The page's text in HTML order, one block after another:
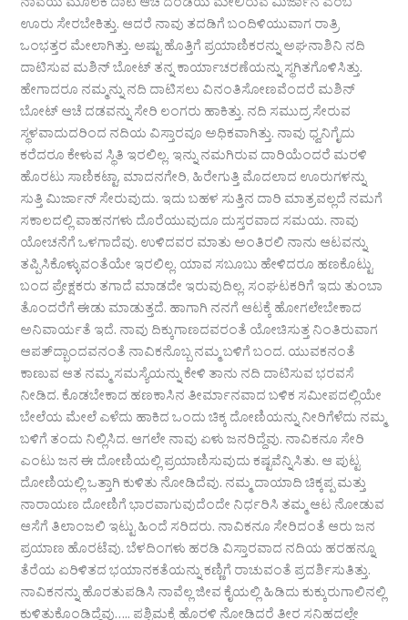
ನಾವೆಯ ಮೂಲಕ ದಾಟಿ ಆಚೆ ದಂಡೆಯ ಮೇಲಿರುವ ಮಿರ್ಜಾನ ಎಂಬ
ಊರು ಸೇರಬೇಕಿತ್ತು. ಆದರೆ ನಾವು ತದಡಿಗೆ ಬಂದಿಳಿಯುವಾಗ ರಾತ್ರಿ
ಒಂಭತ್ತರ ಮೇಲಾಗಿತ್ತು. ಅಷ್ಟು ಹೊತ್ತಿಗೆ ಪ್ರಯಾಣಿಕರನ್ನು ಅಘನಾಶಿನಿ ನದಿ
ದಾಟಿಸುವ ಮಶಿನ್ ಬೋಟ್ ತನ್ನ ಕಾರ್ಯಾಚರಣೆಯನ್ನು ಸ್ಥಗಿತಗೊಳಿಸಿತ್ತು.
ಹೇಗಾದರೂ ನಮ್ಮನ್ನು ನದಿ ದಾಟಿಸಲು ವಿನಂತಿಸೋಣವೆಂದರೆ ಮಶಿನ್
ಬೋಟ್ ಆಚೆ ದಡವನ್ನು ಸೇರಿ ಲಂಗರು ಹಾಕಿತ್ತು. ನದಿ ಸಮುದ್ರ ಸೇರುವ
ಸ್ಥಳವಾದುದರಿಂದ ನದಿಯ ವಿಸ್ತಾರವೂ ಅಧಿಕವಾಗಿತ್ತು. ನಾವು ಧ್ವನಿಗೈದು
ಕರೆದರೂ ಕೇಳುವ ಸ್ಥಿತಿ ಇರಲಿಲ್ಲ. ಇನ್ನು ನಮಗಿರುವ ದಾರಿಯೆಂದರೆ ಮರಳಿ
ಹೊರಟು ಸಾಣಿಕಟ್ಟಾ, ಮಾದನಗೇರಿ, ಹಿರೇಗುತ್ತಿ ಮೊದಲಾದ ಊರುಗಳನ್ನು
ಸುತ್ತಿ ಮಿರ್ಜಾನ್ ಸೇರುವುದು. ಇದು ಬಹಳ ಸುತ್ತಿನ ದಾರಿ ಮಾತ್ರವಲ್ಲದೆ ನಮಗೆ
ಸಕಾಲದಲ್ಲಿ ವಾಹನಗಳು ದೊರೆಯುವುದೂ ದುಸ್ತರವಾದ ಸಮಯ. ನಾವು
ಯೋಚನೆಗೆ ಒಳಗಾದೆವು. ಉಳಿದವರ ಮಾತು ಅಂತಿರಲಿ ನಾನು ಆಟವನ್ನು
ತಪ್ಪಿಸಿಕೊಳ್ಳುವಂತೆಯೇ ಇರಲಿಲ್ಲ. ಯಾವ ಸಬೂಬು ಹೇಳಿದರೂ ಹಣಕೊಟ್ಟು
ಬಂದ ಪ್ರೇಕ್ಷಕರು ತಗಾದೆ ಮಾಡದೇ ಇರುವುದಿಲ್ಲ. ಸಂಘಟಕರಿಗೆ ಇದು ತುಂಬಾ
ತೊಂದರೆಗೆ ಈಡು ಮಾಡುತ್ತದೆ. ಹಾಗಾಗಿ ನನಗೆ ಆಟಕ್ಕೆ ಹೋಗಲೇಬೇಕಾದ
ಅನಿವಾರ್ಯತೆ ಇದೆ. ನಾವು ದಿಕ್ಕುಗಾಣದವರಂತೆ ಯೋಚಿಸುತ್ತ ನಿಂತಿರುವಾಗ
ಆಪತ್‌ದ್ಭಾಂದವನಂತೆ ನಾವಿಕನೊಬ್ಬ ನಮ್ಮ ಬಳಿಗೆ ಬಂದ. ಯುವಕನಂತೆ
ಕಾಣುವ ಆತ ನಮ್ಮ ಸಮಸ್ಯೆಯನ್ನು ಕೇಳಿ ತಾನು ನದಿ ದಾಟಿಸುವ ಭರವಸೆ
ನೀಡಿದ. ಕೊಡಬೇಕಾದ ಹಣಕಾಸಿನ ತೀರ್ಮಾನವಾದ ಬಳಿಕ ಸಮೀಪದಲ್ಲಿಯೇ
ಬೇಲೆಯ ಮೇಲೆ ಎಳೆದು ಹಾಕಿದ ಒಂದು ಚಿಕ್ಕ ದೋಣಿಯನ್ನು ನೀರಿಗೆಳೆದು ನಮ್ಮ
ಬಳಿಗೆ ತಂದು ನಿಲ್ಲಿಸಿದ. ಆಗಲೇ ನಾವು ಏಳು ಜನರಿದ್ದೆವು. ನಾವಿಕನೂ ಸೇರಿ
ಎಂಟು ಜನ ಈ ದೋಣಿಯಲ್ಲಿ ಪ್ರಯಾಣಿಸುವುದು ಕಷ್ಟವೆನ್ನಿಸಿತು. ಆ ಪುಟ್ಟ
ದೋಣಿಯಲ್ಲಿ ಒತ್ತಾಗಿ ಕುಳಿತು ನೋಡಿದೆವು. ನಮ್ಮ ದಾಯಾದಿ ಚಿಕ್ಕಪ್ಪ ಮತ್ತು
ನಾರಾಯಣ ದೋಣಿಗೆ ಭಾರವಾಗುವುದೆಂದೇ ನಿರ್ಧರಿಸಿ ತಮ್ಮ ಆಟ ನೋಡುವ
ಆಸೆಗೆ ತಿಲಾಂಜಲಿ ಇಟ್ಟು ಹಿಂದೆ ಸರಿದರು. ನಾವಿಕನೂ ಸೇರಿದಂತೆ ಆರು ಜನ
ಪ್ರಯಾಣ ಹೊರಟೆವು. ಬೆಳದಿಂಗಳು ಹರಡಿ ವಿಸ್ತಾರವಾದ ನದಿಯ ಹರಹನ್ನೂ
ತೆರೆಯ ಏರಿಳಿತದ ಭಯಾನಕತೆಯನ್ನು ಕಣ್ಣಿಗೆ ರಾಚುವಂತೆ ಪ್ರದರ್ಶಿಸುತಿತ್ತು.
ನಾವಿಕನನ್ನು ಹೊರತುಪಡಿಸಿ ನಾವೆಲ್ಲ ಜೀವ ಕೈಯಲ್ಲಿ ಹಿಡಿದು ಕುಕ್ಕುರುಗಾಲಿನಲ್ಲಿ